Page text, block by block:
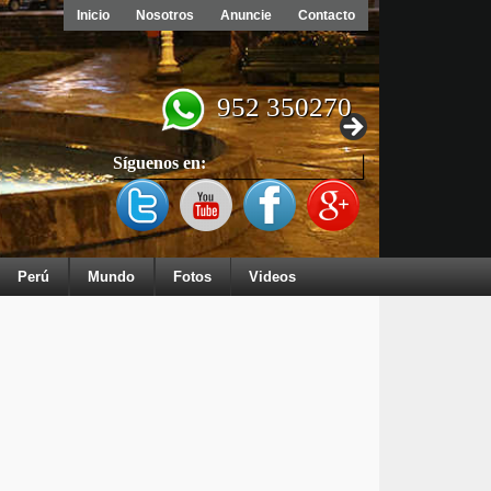
Inicio Nosotros Anuncie Contacto
952 350270
Síguenos en:
Perú Mundo Fotos Videos